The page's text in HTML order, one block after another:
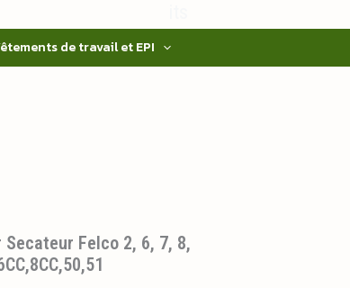
de travail et EPI
Felco 2, 6, 7, 8,